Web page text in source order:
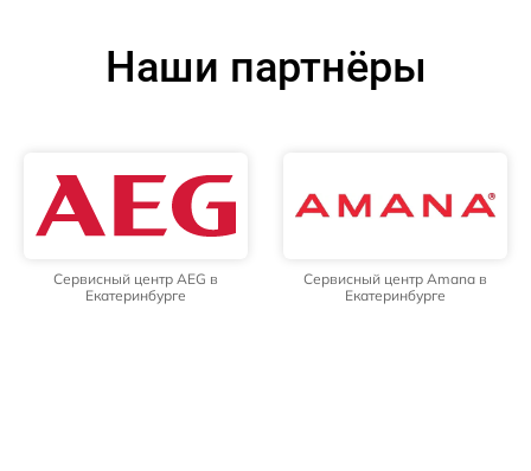
Наши партнёры
Сервисный центр AEG в
Екатеринбурге
Сервисный центр Amana в
Екатеринбурге